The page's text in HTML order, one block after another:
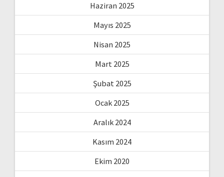
Haziran 2025
Mayıs 2025
Nisan 2025
Mart 2025
Şubat 2025
Ocak 2025
Aralık 2024
Kasım 2024
Ekim 2020